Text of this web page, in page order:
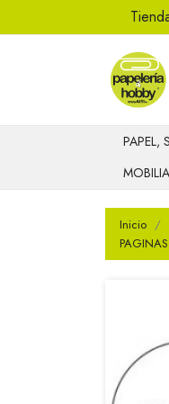
PAPEL,
Inicio
PAGINAS